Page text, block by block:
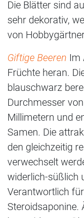
Die Blätter sind
sehr dekorativ,
von
Giftige Beeren Im
Früchte heran.
blauschwarz
Durchmesser
Millimetern und
Samen. Die
den gleichzeitig
verwechselt
widerlich-süßlich
Verantwortlich
Steroidsaponine.